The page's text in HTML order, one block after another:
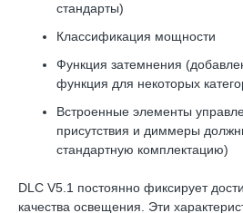
стандарты)
Классификация мощности
Функция затемнения
функция для некоторых
Встроенные элементы
присутствия и диммеры
стандартную комплектацию)
DLC V5.1 постоянно фиксирует
качества освещения. Эти